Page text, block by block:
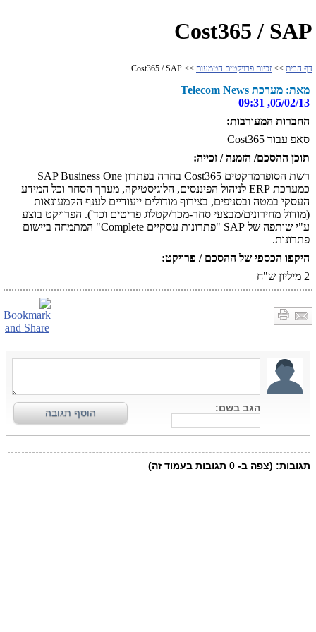
Cost365 / SAP
דף הבית >> זכיות פרויקטים הטמעות >> Cost365 / SAP
מאת: מערכת Telecom News
05/02/13, 09:31
החברות המעורבות:
סאפ עבור Cost365
תוכן ההסכם/ הזמנה / זכייה:
רשת הסופרמרקטים Cost365 בחרה בפתרון SAP Business One
כמערכת ERP לניהול הפיננסים, הלוגיסטיקה, מערך הסחר וכל המידע
העסקי במטה ובסניפים, בצירוף מודולים ייעודיים לענף הקמעונאות
(מודול מחירונים/מבצעי סחר-מכר/קטלוג פריטים וכד'). הפרויקט בוצע
ע"י שותפה של SAP "פתרונות עסקיים Complete" המתמחה ביישום
פתרונות.
היקפו הכספי של ההסכם / פרויקט:
2 מיליון ש"ח